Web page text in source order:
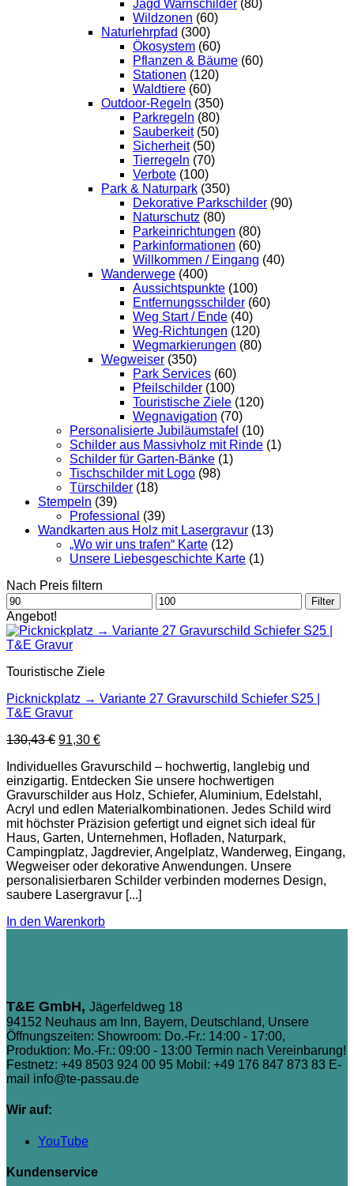
Jagd Warnschilder (80)
Wildzonen (60)
Naturlehrpfad (300)
Ökosystem (60)
Pflanzen & Bäume (60)
Stationen (120)
Waldtiere (60)
Outdoor-Regeln (350)
Parkregeln (80)
Sauberkeit (50)
Sicherheit (50)
Tierregeln (70)
Verbote (100)
Park & Naturpark (350)
Dekorative Parkschilder (90)
Naturschutz (80)
Parkeinrichtungen (80)
Parkinformationen (60)
Willkommen / Eingang (40)
Wanderwege (400)
Aussichtspunkte (100)
Entfernungsschilder (60)
Weg Start / Ende (40)
Weg-Richtungen (120)
Wegmarkierungen (80)
Wegweiser (350)
Park Services (60)
Pfeilschilder (100)
Touristische Ziele (120)
Wegnavigation (70)
Personalisierte Jubiläumstafel (10)
Schilder aus Massivholz mit Rinde (1)
Schilder für Garten-Bänke (1)
Tischschilder mit Logo (98)
Türschilder (18)
Stempeln (39)
Professional (39)
Wandkarten aus Holz mit Lasergravur (13)
„Wo wir uns trafen“ Karte (12)
Unsere Liebesgeschichte Karte (1)
Nach Preis filtern
Min.
Preis
Max.
Preis
Filter
Angebot!
Touristische Ziele
Picknickplatz → Variante 27 Gravurschild Schiefer S25 |
T&E Gravur
130,43€ Ursprünglicher
war:
130,43 €
91,30 €Aktueller
ist:
91,30 €.
Individuelles Gravurschild – hochwertig, langlebig und
einzigartig. Entdecken Sie unsere hochwertigen
Gravurschilder aus Holz, Schiefer, Aluminium, Edelstahl,
Acryl und edlen Materialkombinationen. Jedes Schild wird
mit höchster Präzision gefertigt und eignet sich ideal für
Haus, Garten, Unternehmen, Hofladen, Naturpark,
Campingplatz, Jagdrevier, Angelplatz, Wanderweg, Eingang,
Wegweiser oder dekorative Anwendungen. Unsere
personalisierbaren Schilder verbinden modernes Design,
saubere Lasergravur [...]
In den Warenkorb
T&E GmbH, Jägerfeldweg 18
94152 Neuhaus am Inn, Bayern, Deutschland, Unsere
Öffnungszeiten: Showroom: Do.-Fr.: 14:00 - 17:00,
Produktion: Mo.-Fr.: 09:00 - 13:00 Termin nach Vereinbarung!
Festnetz: +49 8503 924 00 95 Mobil: +49 176 847 873 83 E-
mail info@te-passau.de
Wir auf:
YouTube
Kundenservice